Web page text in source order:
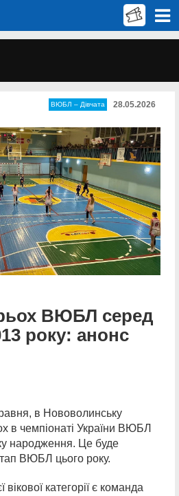
ВЮБЛ – Дiвчата 28.05.2026
ВЮБЛ серед
року: анонс
в Нововолинську
в чемпіонаті України ВЮБЛ
народження. Це буде
ВЮБЛ цього року.
категорії є команда